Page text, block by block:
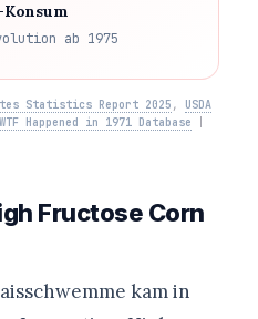
Konsum
ab 1975
Statistics Report 2025 , USDA
WTF Happened in 1971 Database
Fructose Corn
kam in